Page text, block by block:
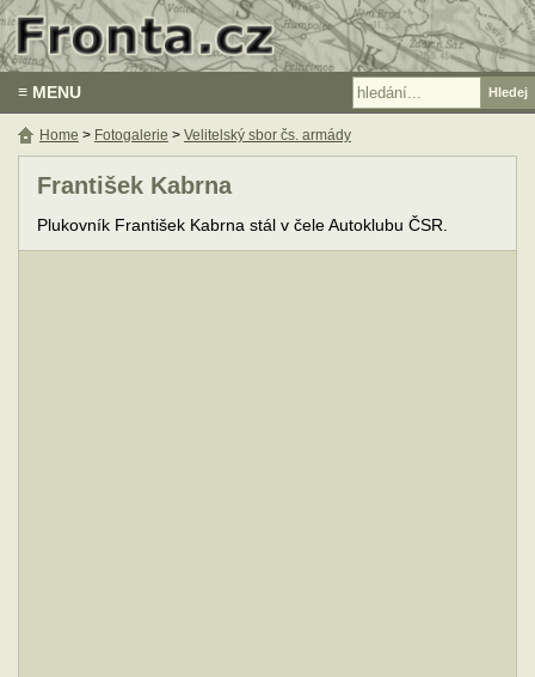
≡ MENU
František Kabrna
Plukovník František Kabrna stál v čele Autoklubu ČSR.
Home > Fotogalerie > Velitelský sbor čs. armády